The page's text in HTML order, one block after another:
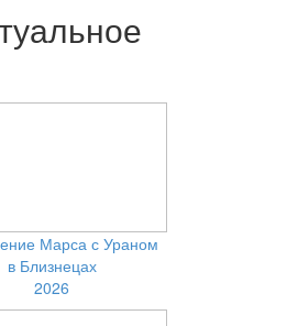
Марса с Ураном
в Близнецах
2026